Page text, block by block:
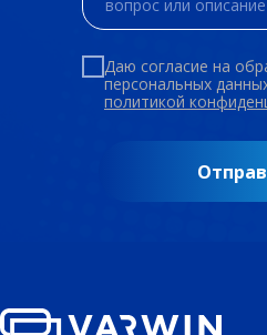
Даю согласие на
персональных
политикой